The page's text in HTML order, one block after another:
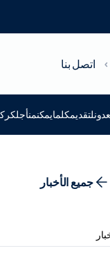
اتصل بنا
جميع الأخبار